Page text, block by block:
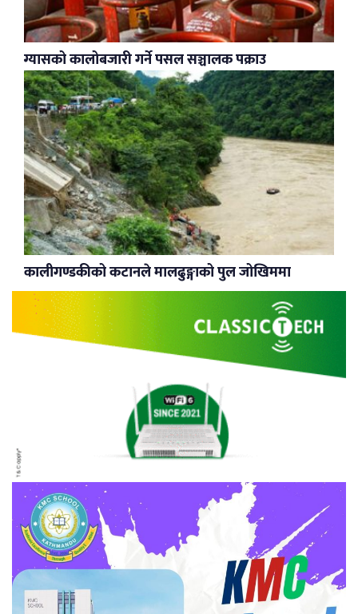
ग्यासको कालोबजारी गर्ने पसल सञ्चालक पक्राउ
कालीगण्डकीको कटानले मालढुङ्गाको पुल जोखिममा